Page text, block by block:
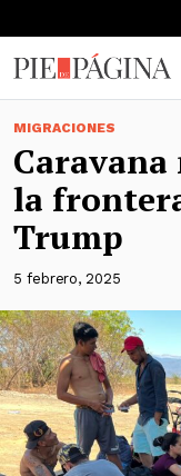
MIGRACIONES
la
Trump
5 febrero, 2025